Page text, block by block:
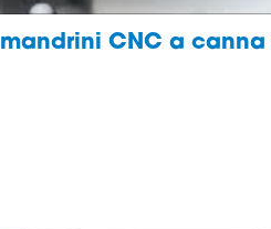
CNC a canna